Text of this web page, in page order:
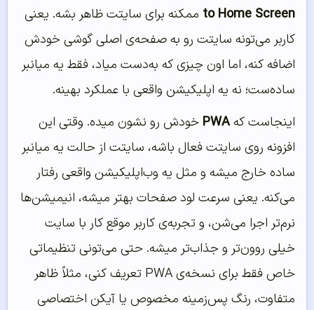
to Home Screen ممکنه برای سایتت ظاهر بشه. یعنی
کاربر می‌تونه سایتت رو به صفحه‌ی اصلی گوشی خودش
اضافه کنه، اما اون چیزی که به‌دست میاد، فقط یه میانبر
ساده‌ست؛ نه یه اپلیکیشن واقعی با عملکرد بهینه.
اینجاست کهPWA خودش رو نشون میده. وقتی این
افزونه روی سایتت فعال باشه، سایتت از حالت یه میانبر
ساده خارج میشه و مثل یه وب‌اپلیکیشن واقعی رفتار
می‌کنه. یعنی سرعت لود صفحات بهتر میشه، انیمیشن‌ها
نرم‌تر اجرا می‌شن، و تجربه‌ی کاربر موقع کار با سایت
خیلی روون‌تر و جذاب‌تر میشه. حتی می‌تونی تنظیماتی
خاص فقط برای نسخه‌ی PWA تعریف کنی، مثلاً ظاهر
متفاوت، رنگ پس‌زمینه مخصوص یا آیکن اختصاصی